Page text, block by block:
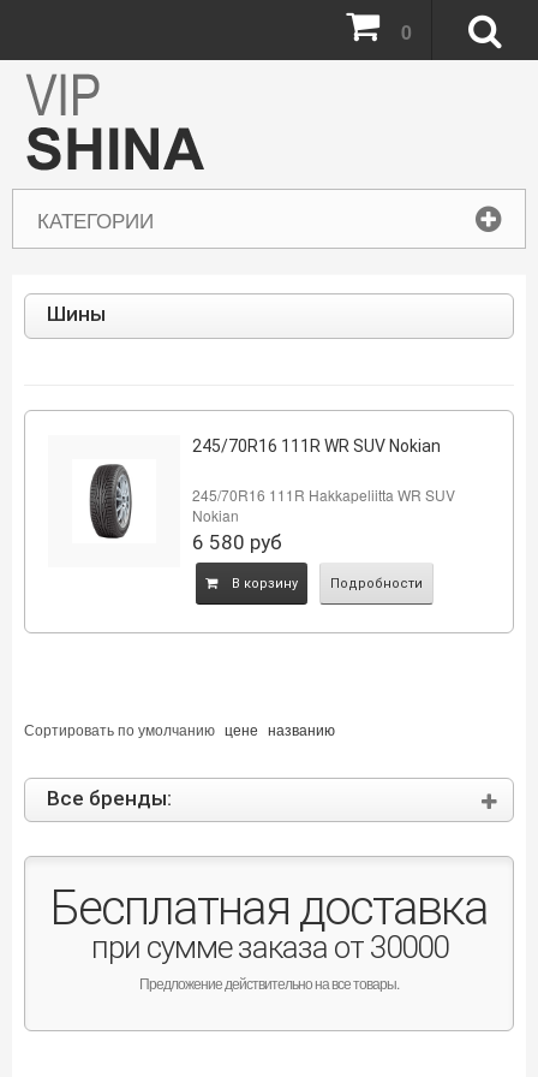
КАТЕГОРИИ
0
Шины
245/70R16 111R WR SUV Nokian
245/70R16 111R Hakkapeliitta WR SUV
Nokian
6 580 руб
B корзину Подробности
Сортировать поумолчанию цене названию
Все бренды:
Бесплатная доставка
при сумме заказа от 30000
Предложение действительно на все товары.